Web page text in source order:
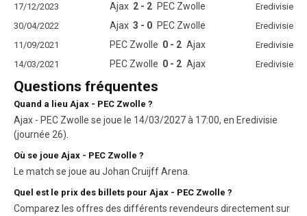
17/12/2023
Ajax 2 - 2 PEC Zwolle
Eredivisie
30/04/2022
Ajax 3 - 0 PEC Zwolle
Eredivisie
11/09/2021
PEC Zwolle 0 - 2 Ajax
Eredivisie
14/03/2021
PEC Zwolle 0 - 2 Ajax Eredivisie
Questions fréquentes
Quand a lieu Ajax - PEC Zwolle ?
Ajax - PEC Zwolle se joue le 14/03/2027 à 17:00, en Eredivisie
(journée 26).
Où se joue Ajax - PEC Zwolle ?
Le match se joue au Johan Cruijff Arena.
Quel est le prix des billets pour Ajax - PEC Zwolle ?
Comparez les offres des différents revendeurs directement sur